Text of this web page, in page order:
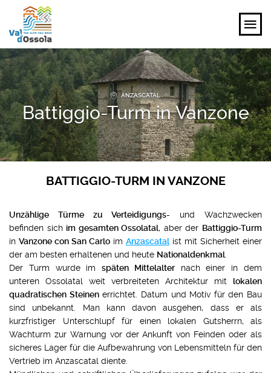
ENTDECKEN
ERLEBEN
PLANEN
VERANSTALTUNGEN UND IDEEN
ANZASCATAL
Battiggio-Turm in Vanzone
BATTIGGIO-TURM IN VANZONE
Unzählige Türme zu Verteidigungs- und Wachzwecken
befinden sich im gesamten Ossolatal, aber der Battiggio-Turm
in Vanzone con San Carlo im Anzascatal ist mit Sicherheit einer
der am besten erhaltenen und heute Nationaldenkmal
Der Turm wurde imspäten Mittelalternach einer in dem
unteren Ossolatal weit verbreiteten Architektur mit lokalen
quadratischen Steinenerrichtet. Datum und Motiv für den Bau
sind unbekannt. Man kann davon ausgehen, dass er als
kurzfristiger Unterschlupf für einen lokalen Gutsherrn, als
Wachturm zur Warnung vor der Ankunft von Feinden oder als
sicheres Lager für die Aufbewahrung von Lebensmitteln für den
Vertrieb im Anzascatal diente.